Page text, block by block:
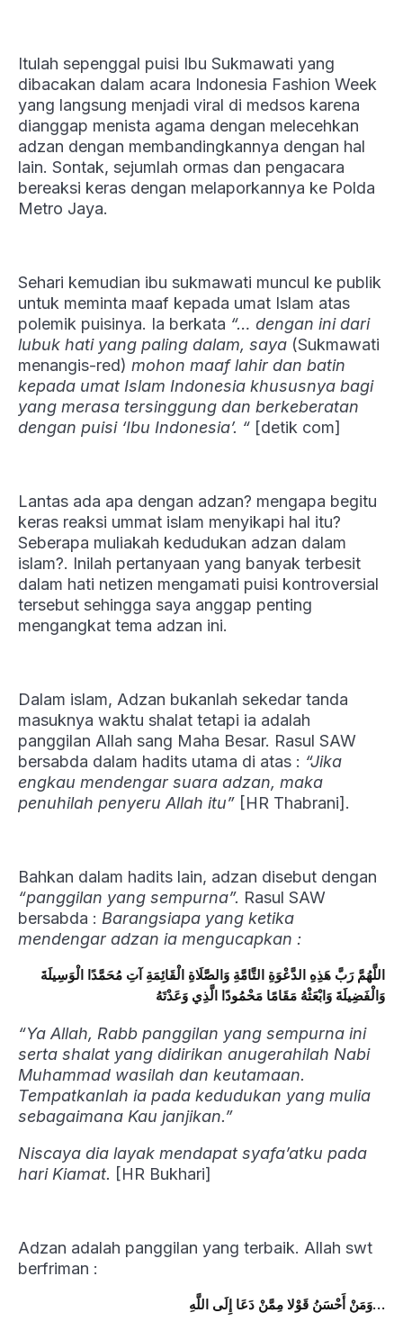
Itulah sepenggal puisi Ibu Sukmawati yang
dibacakan dalam acara Indonesia Fashion Week
yang langsung menjadi viral di medsos karena
dianggap menista agama dengan melecehkan
adzan dengan membandingkannya dengan hal
lain. Sontak, sejumlah ormas dan pengacara
bereaksi keras dengan melaporkannya ke Polda
Metro Jaya.
Sehari kemudian ibu sukmawati muncul ke publik
untuk meminta maaf kepada umat Islam atas
polemik puisinya. Ia berkata “… dengan ini dari
lubuk hati yang paling dalam, saya (Sukmawati
menangis-red) mohon maaf lahir dan batin
kepada umat Islam Indonesia khususnya bagi
yang merasa tersinggung dan berkeberatan
dengan puisi ‘Ibu Indonesia’. “ [detik com]
Lantas ada apa dengan adzan? mengapa begitu
keras reaksi ummat islam menyikapi hal itu?
Seberapa muliakah kedudukan adzan dalam
islam?. Inilah pertanyaan yang banyak terbesit
dalam hati netizen mengamati puisi kontroversial
tersebut sehingga saya anggap penting
mengangkat tema adzan ini.
Dalam islam, Adzan bukanlah sekedar tanda
masuknya waktu shalat tetapi ia adalah
panggilan Allah sang Maha Besar. Rasul SAW
bersabda dalam hadits utama di atas : “Jika
engkau mendengar suara adzan, maka
penuhilah penyeru Allah itu” [HR Thabrani].
Bahkan dalam hadits lain, adzan disebut dengan
“panggilan yang sempurna”. Rasul SAW
bersabda : Barangsiapa yang ketika
mendengar adzan ia mengucapkan :
اللَّهُمَّ رَبَّ هَذِهِ الدَّعْوَةِ التَّامَّةِ وَالصَّلَاةِ الْقَائِمَةِ آتِ مُحَمَّدًا الْوَسِيلَةَ
وَالْفَضِيلَةَ وَابْعَثْهُ مَقَامًا مَحْمُودًا الَّذِي وَعَدْتَهُ
“Ya Allah, Rabb panggilan yang sempurna ini
serta shalat yang didirikan anugerahilah Nabi
Muhammad wasilah dan keutamaan.
Tempatkanlah ia pada kedudukan yang mulia
sebagaimana Kau janjikan.”
Niscaya dia layak mendapat syafa’atku pada
hari Kiamat. [HR Bukhari]
Adzan adalah panggilan yang terbaik. Allah swt
berfriman :
وَمَنْ أَحْسَنُ قَوْلامِمَّنْ دَعَا إِلَى اللَّهِ…